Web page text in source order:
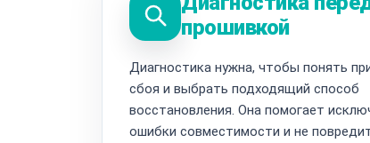
прошивкой
Диагностика нужна, чтобы понять
сбоя и выбрать подходящий способ
восстановления. Она помогает
ошибки совместимости и не